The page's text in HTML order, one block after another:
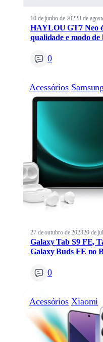
10 de junho de 20223 de
HAYLOU GT7 Neo
qualidade e modo de
0
Acessórios Samsung
27 de outubro de 202320 de
Galaxy Tab S9 FE,
Galaxy Buds FE no
0
Acessórios Xiaomi